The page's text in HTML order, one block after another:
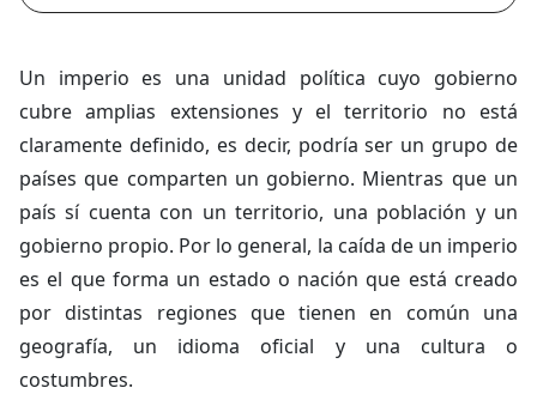
Un imperio es una unidad política cuyo gobierno
cubre amplias extensiones y el territorio no está
claramente definido, es decir, podría ser un grupo de
países que comparten un gobierno. Mientras que un
país sí cuenta con un territorio, una población y un
gobierno propio. Por lo general, la caída de un imperio
es el que forma un estado o nación que está creado
por distintas regiones que tienen en común una
geografía, un idioma oficial y una cultura o
costumbres.